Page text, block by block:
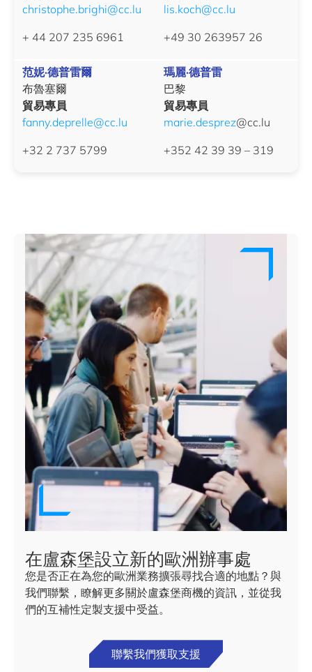
christophe.brighi@cc.lu
+ 44 207 235 6961
lis.koch@cc.lu
+49 30 263957 26
范妮·德普雷爾
布魯塞爾
貿易專員
fanny.deprelle@cc.lu
+32 2 737 5799
瑪麗·德普雷
巴黎
貿易專員
marie.desprez@cc.lu
+352 42 39 39 – 319
在盧森堡設立新的歐洲辦事處
您是否正在為您的歐洲業務擴張尋找合適的地點？與
我們聯繫，瞭解更多關於盧森堡商機的資訊，並從我
們的互補性定製支援中受益。
聯繫我們獲取支援